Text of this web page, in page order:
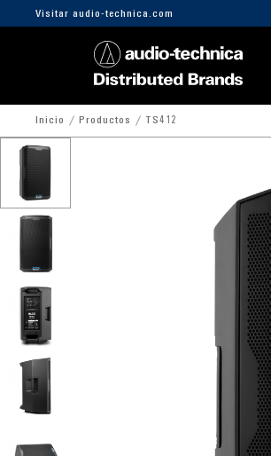
Visitar audio-technica.com
Inicio Productos TS412